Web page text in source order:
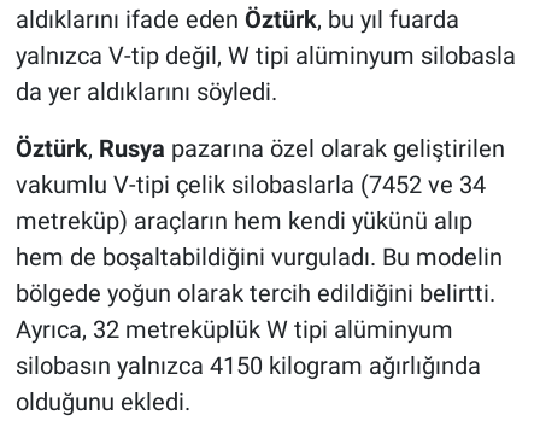
aldıklarını ifade eden Öztürk, bu yıl fuarda
yalnızca V-tip değil, W tipi alüminyum silobasla
da yer aldıklarını söyledi.
Öztürk, Rusya pazarına özel olarak geliştirilen
vakumlu V-tipi çelik silobaslarla (7452 ve 34
metreküp) araçların hem kendi yükünü alıp
hem de boşaltabildiğini vurguladı. Bu modelin
bölgede yoğun olarak tercih edildiğini belirtti.
Ayrıca, 32 metreküplük W tipi alüminyum
silobasın yalnızca 4150 kilogram ağırlığında
olduğunu ekledi.